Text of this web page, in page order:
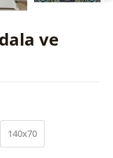
ve
140x70